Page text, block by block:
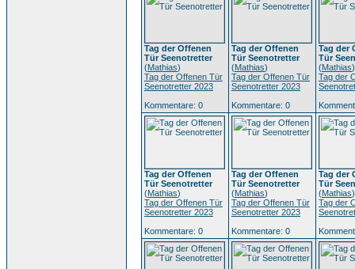
Tag der Offenen
Tür Seenotretter
(Mathias)
Tag der Offenen Tür
Seenotretter 2023
Kommentare: 0
Tag der Offenen
Tür Seenotretter
(Mathias)
Tag der Offenen Tür
Seenotretter 2023
Kommentare: 0
Tag der
Tür
(Mathias)
Tag der
Tag der Offenen
Tür Seenotretter
(Mathias)
Tag der Offenen Tür
Seenotretter 2023
Kommentare: 0
Tag der Offenen
Tür Seenotretter
(Mathias)
Tag der Offenen Tür
Seenotretter 2023
Kommentare: 0
Tag der
Tür
(Mathias)
Tag der